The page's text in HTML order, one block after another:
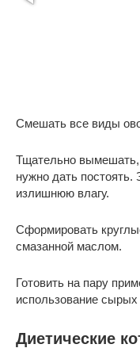
Смешать все виды
Тщательно
нужно дать постоять.
излишнюю влагу.
Сформировать
смазанной маслом.
Готовить на пару
использование
Диетические